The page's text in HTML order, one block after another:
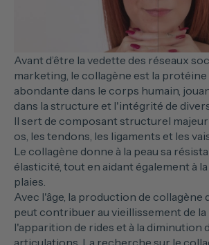
Avant d’être la vedette des réseaux
marketing, le collagène est la protéine
abondante dans le corps humain,
dans la structure et l'intégrité de
Il sert de composant structurel majeur
os, les tendons, les ligaments et les
Le collagène donne à la peau sa
élasticité, tout en aidant également à
plaies.
Avec l'âge, la production de collagène
peut contribuer au vieillissement de la
l'apparition de rides et à la diminution